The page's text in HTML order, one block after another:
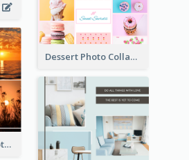
Dessert Photo Collage
Golden Sunset Photo Collage